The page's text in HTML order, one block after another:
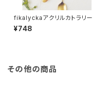
fikalyckaアクリルカトラリー
¥748
その他の商品